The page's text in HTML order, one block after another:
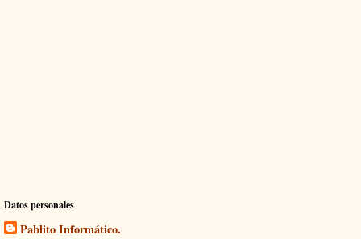
Datos personales
Pablito Informático.